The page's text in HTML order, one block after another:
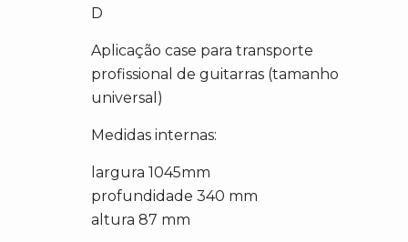
D
Aplicação case para transporte
profissional de guitarras (tamanho
universal)
Medidas internas:
largura 1045mm
profundidade 340 mm
altura 87 mm